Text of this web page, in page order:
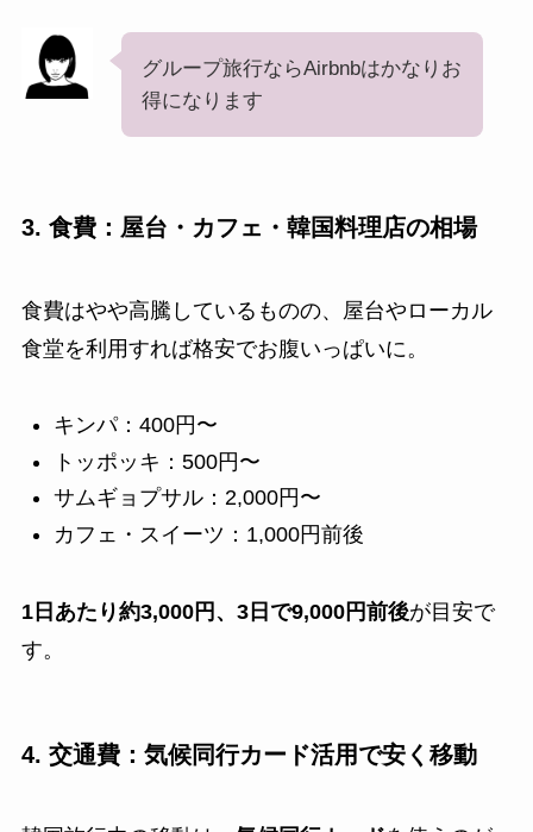
グループ旅行ならAirbnbはかなりお
得になります
3. 食費：屋台・カフェ・韓国料理店の相場
食費はやや高騰しているものの、屋台やローカル
食堂を利用すれば格安でお腹いっぱいに。
キンパ：400円〜
トッポッキ：500円〜
サムギョプサル：2,000円〜
カフェ・スイーツ：1,000円前後
1日あたり約3,000円、3日で9,000円前後が目安で
す。
4. 交通費：気候同行カード活用で安く移動